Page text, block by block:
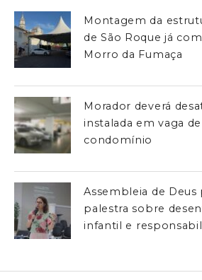
Montagem da
de São Roque já
Morro da Fumaça
Morador deverá
instalada em vaga
condomínio
Assembleia de
palestra sobre
infantil e